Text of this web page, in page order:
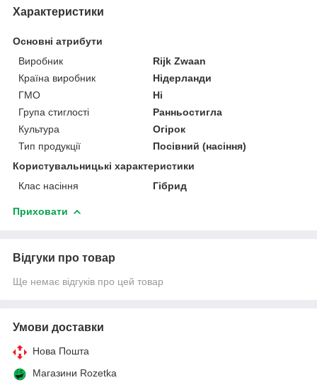
Характеристики
Основні атрибути
Виробник
Rijk Zwaan
Країна виробник
Нідерланди
ГМО
Ні
Група стиглості
Ранньостигла
Культура
Огірок
Тип продукції
Посівний (насіння)
Користувальницькі характеристики
Клас насіння
Гібрид
Приховати
Відгуки про товар
Ще немає відгуків про цей товар
Умови доставки
Нова Пошта
Магазини Rozetka